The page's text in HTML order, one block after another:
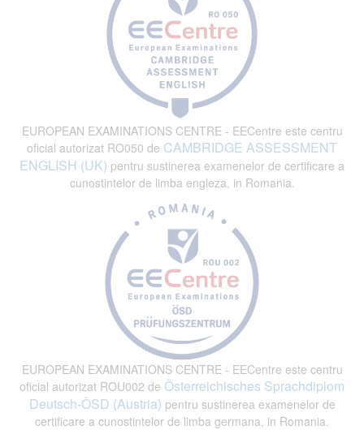
EUROPEAN EXAMINATIONS CENTRE - EECentre este centru
oficial autorizat RO050 de CAMBRIDGE ASSESSMENT
ENGLISH (UK) pentru sustinerea examenelor de certificare a
cunostintelor de limba engleza, in Romania.
EUROPEAN EXAMINATIONS CENTRE - EECentre este centru
oficial autorizat ROU002 de Österreichisches Sprachdiplom
Deutsch-ÖSD (Austria) pentru sustinerea examenelor de
certificare a cunostintelor de limba germana, in Romania.